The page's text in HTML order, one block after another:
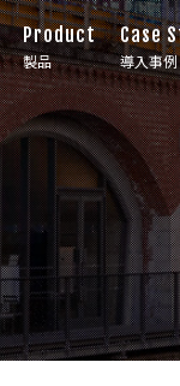
Product
製品
Case
導入事例